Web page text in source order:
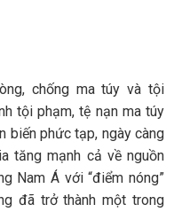
chống ma túy và tội
tội phạm, tệ nạn ma túy
biến phức tạp, ngày càng
tăng mạnh cả về nguồn
Nam Á với “điểm nóng”
đã trở thành một trong